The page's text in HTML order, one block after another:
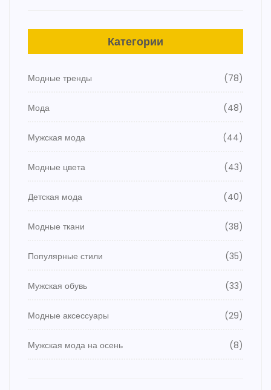
Категории
Модные тренды (78)
Мода (48)
Мужская мода (44)
Модные цвета (43)
Детская мода (40)
Модные ткани (38)
Популярные стили (35)
Мужская обувь (33)
Модные аксессуары (29)
Мужская мода на осень (8)